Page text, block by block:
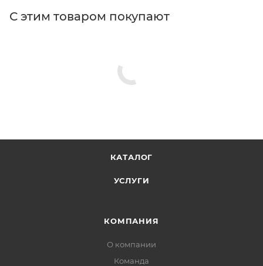
С этим товаром покупают
КАТАЛОГ
УСЛУГИ
КОМПАНИЯ
О компании
Команда